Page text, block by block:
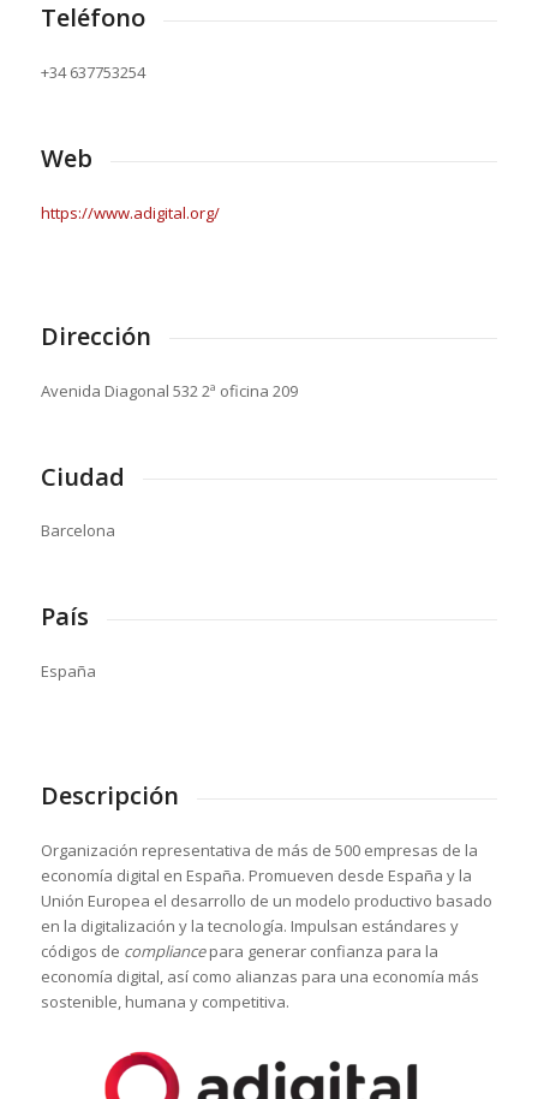
Teléfono
+34 637753254
Web
https://www.adigital.org/
Dirección
Avenida Diagonal 532 2ª oficina 209
Ciudad
Barcelona
País
España
Descripción
Organización representativa de más de 500 empresas de la
economía digital en España. Promueven desde España y la
Unión Europea el desarrollo de un modelo productivo basado
en la digitalización y la tecnología. Impulsan estándares y
códigos de compliancepara generar confianza para la
economía digital, así como alianzas para una economía más
sostenible, humana y competitiva.